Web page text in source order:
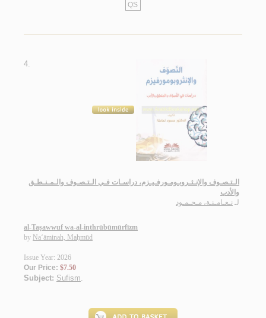
QS
4.
الـتـصـوف والإنـثـروبـومـورفـيـزم، دراسـات فـي الـتـصـوف والـمـنـطـق
والأدب
لـ نـعـامـنـة، مـحـمـود
al-Taṣawwuf wa-al-inthrūbūmūrfīzm
by Na‘āminah, Maḥmūd
Issue Year: 2026
Our Price: $7.50
Subject: Sufism.